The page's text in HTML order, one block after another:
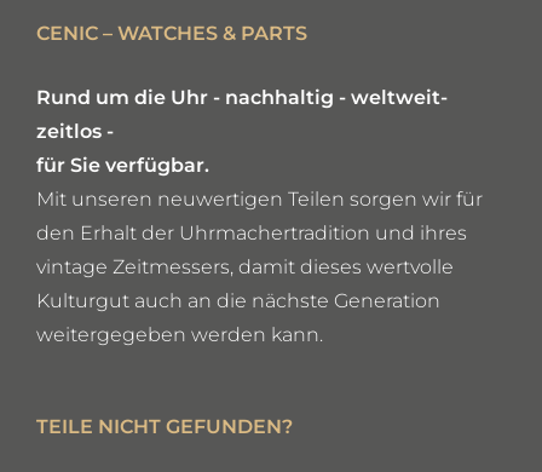
CENIC – WATCHES & PARTS
Rund um die Uhr - nachhaltig - weltweit-
zeitlos -
für Sie verfügbar.
Mit unseren neuwertigen Teilen sorgen wir für
den Erhalt der Uhrmachertradition und ihres
vintage Zeitmessers, damit dieses wertvolle
Kulturgut auch an die nächste Generation
weitergegeben werden kann.
TEILE NICHT GEFUNDEN?